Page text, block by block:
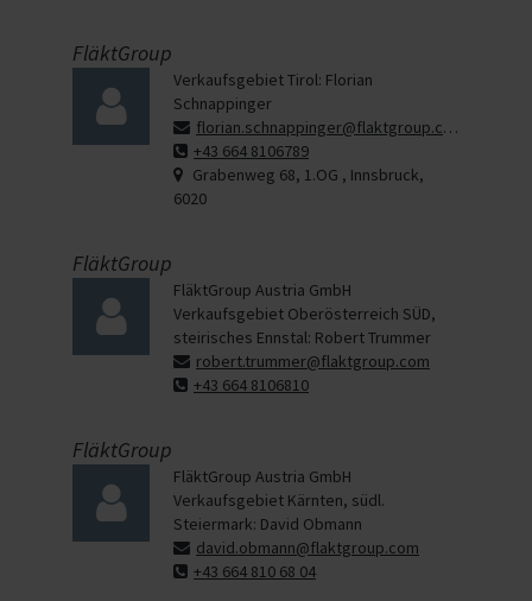
FläktGroup
Verkaufsgebiet Tirol: Florian
Schnappinger
florian.schnappinger@flaktgroup.com
+43 664 8106789
Grabenweg 68, 1.OG , Innsbruck,
6020
FläktGroup
FläktGroup Austria GmbH
Verkaufsgebiet Oberösterreich SÜD,
steirisches Ennstal: Robert Trummer
robert.trummer@flaktgroup.com
+43 664 8106810
FläktGroup
FläktGroup Austria GmbH
Verkaufsgebiet Kärnten, südl.
Steiermark: David Obmann
david.obmann@flaktgroup.com
+43 664 810 68 04